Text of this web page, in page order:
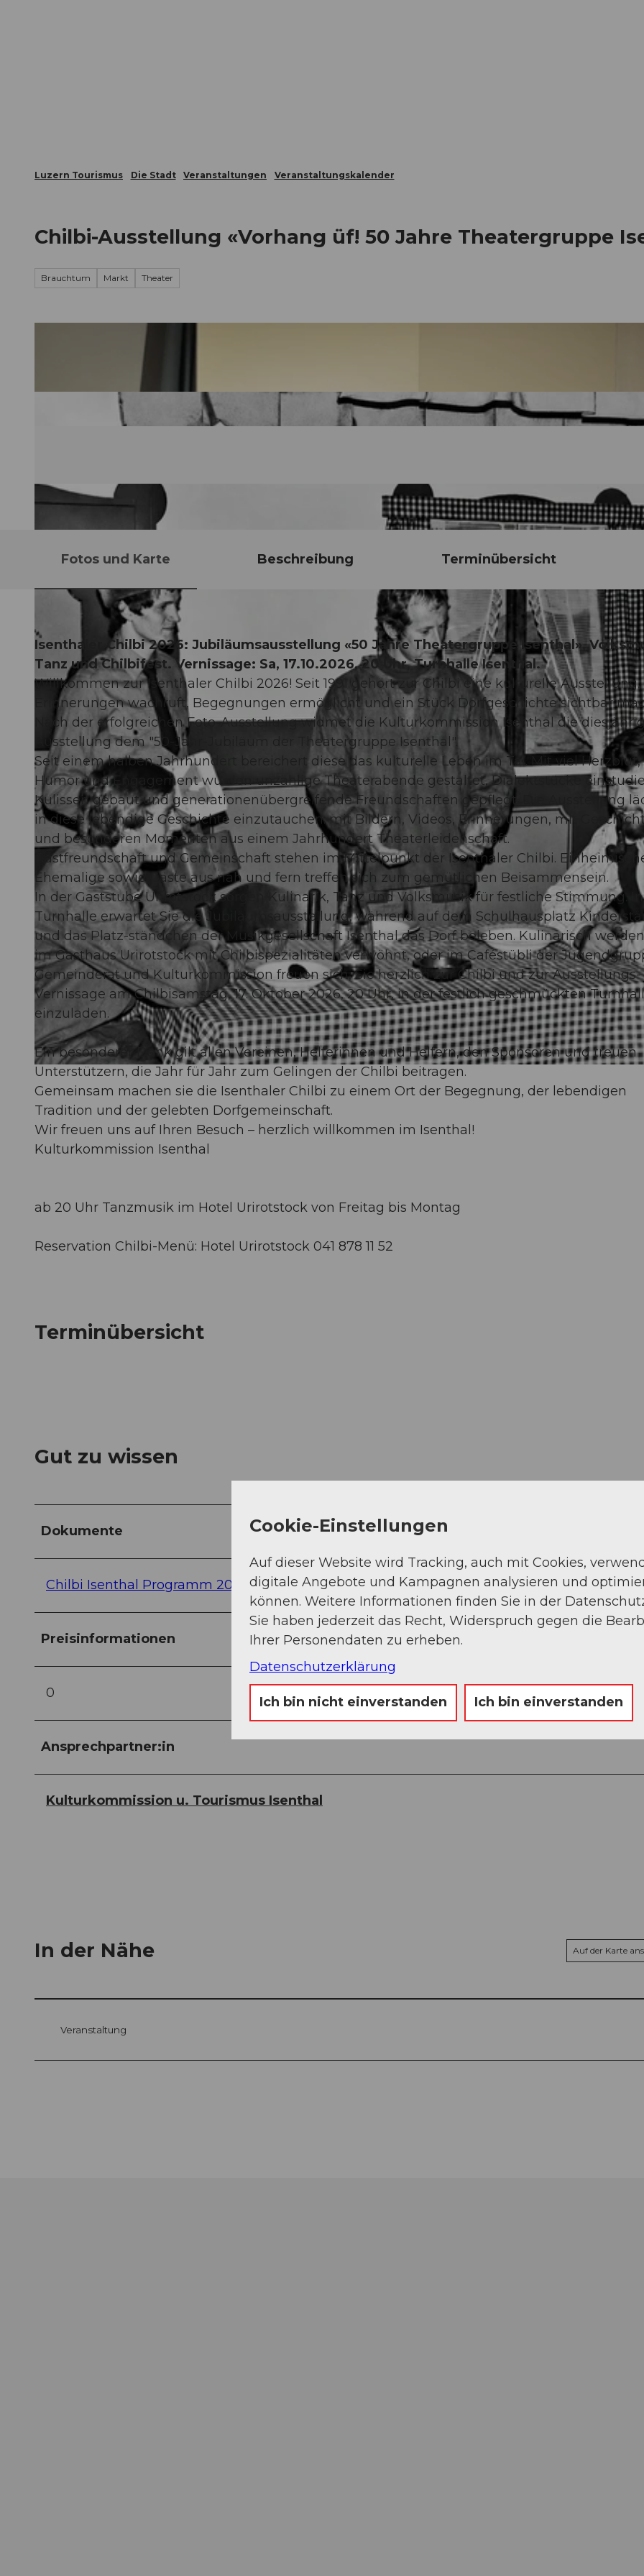
Luzern Tourismus Die Stadt Veranstaltungen Veranstaltungskalender
Chilbi-Ausstellung «Vorhang üf! 50 Jahre Theatergruppe
Brauchtum Markt Theater
© Guidle.com
Fotos und Karte Beschreibung Terminübersicht
Isenthaler Chilbi 2026: Jubiläumsausstellung «50 Jahre Theatergruppe Isenthal»,
Tanz und Chilbifest. Vernissage: Sa, 17.10.2026, 20 Uhr, Turnhalle Isenthal.
Willkommen zur Isenthaler Chilbi 2026! Seit 1991 gehört zur Chilbi eine kulturelle Ausstellung,
Erinnerungen wachruft, Begegnungen ermöglicht und ein Stück Dorfgeschichte sichtbar
Nach der erfolgreichen Foto-Ausstellung widmet die Kulturkommission Isenthal die
Ausstellung dem "50-Jahr-Jubiläum der Theatergruppe Isenthal".
Seit einem halben Jahrhundert bereichert diese das kulturelle Leben im Tal. Mit viel Herzblut,
Humor und Engagement wurden unzählige Theaterabende gestaltet, Dialektstücke
Kulissen gebaut und generationenübergreifende Freundschaften gepflegt. Die Ausstellung
in diese lebendige Geschichte einzutauchen: mit Bildern, Videos, Erinnerungen, mit
und besonderen Momenten aus einem Jahrhundert Theaterleidenschaft.
Gastfreundschaft und Gemeinschaft stehen im Mittelpunkt der Isenthaler Chilbi.
Ehemalige sowie Gäste aus nah und fern treffen sich zum gemütlichen Beisammensein.
In der Gaststube Urirotstock sorgen Kulinarik, Tanz und Volksmusik für festliche Stimmung.
Turnhalle erwartet Sie die Jubiläumsausstellung, während auf dem Schulhausplatz
und das Platz-ständchen der Musikgesellschaft Isenthal das Dorf beleben. Kulinarisch
im Gasthaus Urirotstock mit Chilbispezialitäten verwöhnt, oder im Caféstübli der
Gemeinderat und Kulturkommission freuen sich, Sie herzlich zur Chilbi und zur Ausstellungs-
Vernissage am Chilbisamstag, 17. Oktober 2026, 20 Uhr, in der festlich geschmückten
einzuladen.
Ein besonderer Dank gilt allen Vereinen, Helferinnen und Helfern, den Sponsoren und treuen
Unterstützern, die Jahr für Jahr zum Gelingen der Chilbi beitragen.
Gemeinsam machen sie die Isenthaler Chilbi zu einem Ort der Begegnung, der lebendigen
Tradition und der gelebten Dorfgemeinschaft.
Wir freuen uns auf Ihren Besuch – herzlich willkommen im Isenthal!
Kulturkommission Isenthal
ab 20 Uhr Tanzmusik im Hotel Urirotstock von Freitag bis Montag
Reservation Chilbi-Menü: Hotel Urirotstock 041 878 11 52
Terminübersicht
Gut zu wissen
Dokumente
Chilbi Isenthal Programm 2026 digital 1
Preisinformationen
0
Ansprechpartner:in
Kulturkommission u. Tourismus Isenthal
In der Nähe Auf der Karte
Veranstaltung
Cookie-Einstellungen
Auf dieser Website wird Tracking, auch mit Cookies,
digitale Angebote und Kampagnen analysieren und
können. Weitere Informationen finden Sie in der
Sie haben jederzeit das Recht, Widerspruch gegen die
Ihrer Personendaten zu erheben.
Datenschutzerklärung
Ich bin nicht einverstanden Ich bin einverstanden